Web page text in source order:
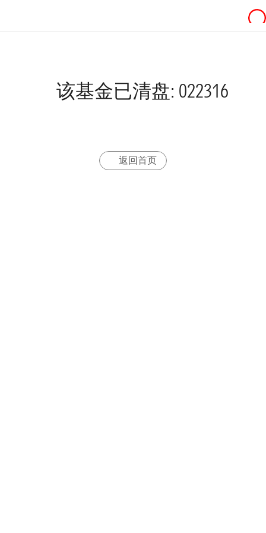
该基金已清盘: 022316
返回首页